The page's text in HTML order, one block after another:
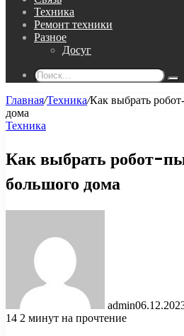
Техника
Ремонт техники
Разное
Досуг
Главная/Техника/Как выбрать
дома
Техника
Как выбрать робот-
большого дома
admin
14 2 минут на прочтение